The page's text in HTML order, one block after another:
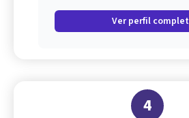
Ver perfil
4